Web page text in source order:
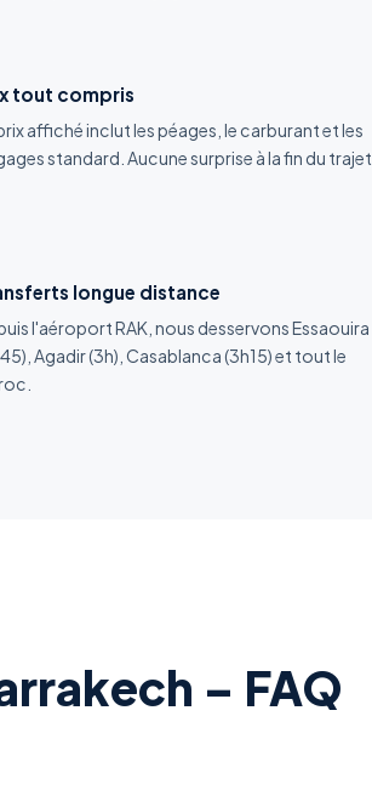
tout compris
affiché inclut les péages, le carburant et les
standard. Aucune surprise à la fin du trajet.
longue distance
l'aéroport RAK, nous desservons Essaouira
Agadir (3h), Casablanca (3h15) et tout le
– FAQ